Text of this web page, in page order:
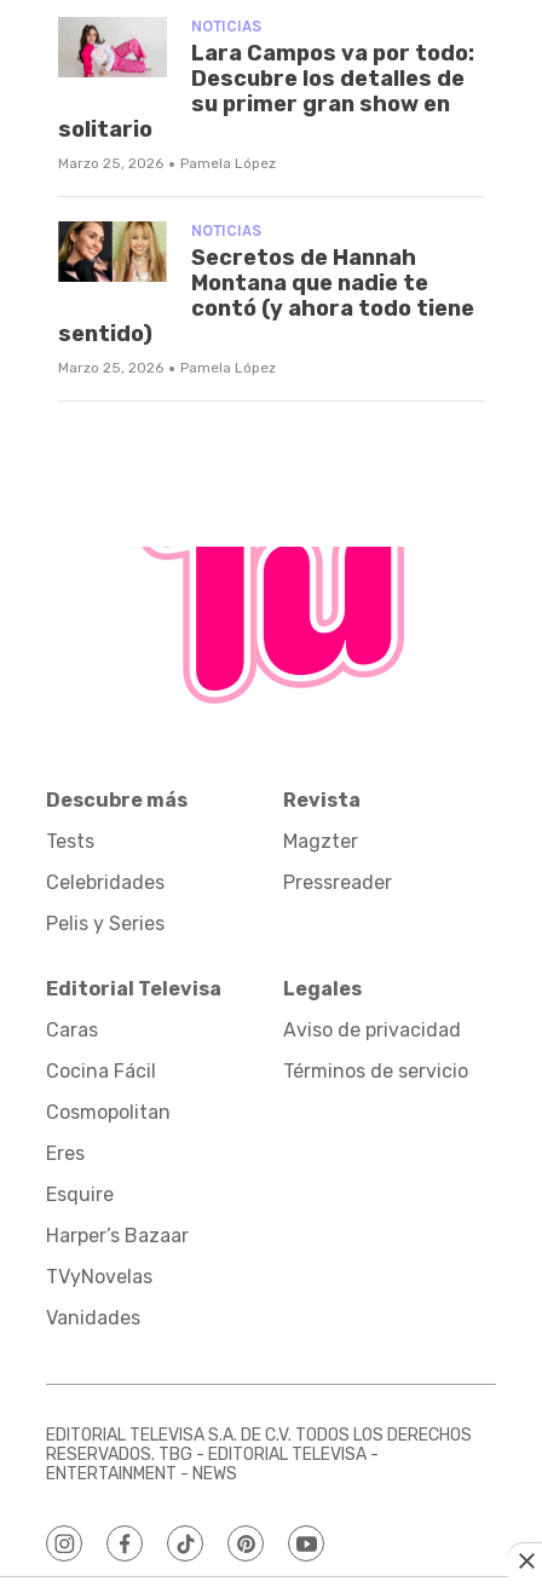
NOTICIAS
Lara Campos va por todo:
Descubre los detalles de
su primer gran show en
solitario
Marzo 25, 2026 · Pamela López
NOTICIAS
Secretos de Hannah
Montana que nadie te
contó (y ahora todo tiene
sentido)
Marzo 25, 2026 · Pamela López
Descubre más
Tests
Celebridades
Pelis y Series
Revista
Magzter
Pressreader
Editorial Televisa
Caras
Cocina Fácil
Cosmopolitan
Eres
Esquire
Harper’s Bazaar
TVyNovelas
Vanidades
Legales
Aviso de privacidad
Términos de servicio
EDITORIAL TELEVISA S.A. DE C.V. TODOS LOS DERECHOS
RESERVADOS. TBG - EDITORIAL TELEVISA -
ENTERTAINMENT - NEWS
instagramfacebooktiktokpinterestyoutube